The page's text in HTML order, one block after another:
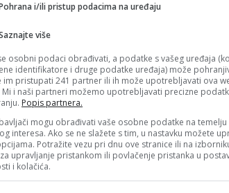
automobila i stradalih osoba učestvovali su
službi spašavanja iz Sarajeva i Foče, pripadnici
zaštite RS-a, MUP-a RS i vatrogasci iz Sarajeva i Pala
BENTBAŠI SPRIJEČILI VEĆE POSLJEDICE
sve pred sobom: Pukla brana na Lap...
zaštite Općine Stari Grad zatražila je hitnu reakciju
U SARAJEVU
i uzrok smrti muškarca izvučenog...
i/ili pristup podacima na uređaju
više
osobni podaci obrađivati, a podatke s vašeg uređaja
identifikatore i druge podatke uređaja) može
im pristupati 241 partner ili ih može upotrebljavati ova
Mi i naši partneri možemo upotrebljavati precizne
Popis partnera.
mogu obrađivati vaše osobne podatke na temelju
interesa. Ako se ne slažete s tim, u nastavku možete
Potražite vezu pri dnu ove stranice ili na
upravljanje pristankom ili povlačenje pristanka u
i kolačića.